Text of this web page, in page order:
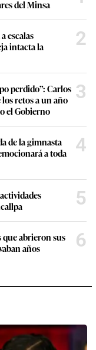
del Minsa
escalas
intacta la
2
perdido”: Carlos
retos a un año
el Gobierno
3
de la gimnasta
a toda
4
5
que abrieron sus
años
6